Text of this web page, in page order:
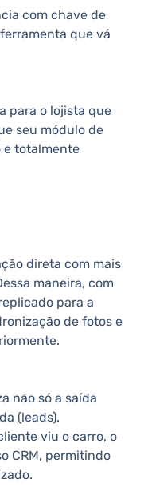
com chave de
que vá
para o lojista que
seu módulo de
e totalmente
direta com mais
maneira, com
para a
de fotos e
não só a saída
(leads).
viu o carro, o
CRM, permitindo